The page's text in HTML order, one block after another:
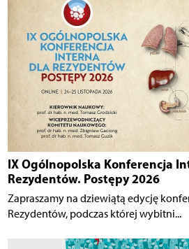
IX Ogólnopolska Konferencja
Rezydentów. Postępy 2026
Zapraszamy na dziewiątą edycję
Rezydentów, podczas której wybitni...